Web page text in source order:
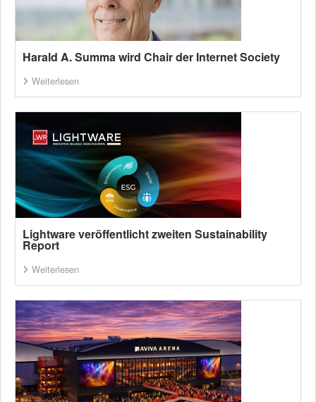
Harald A. Summa wird Chair der Internet Society
Weiterlesen
Lightware veröffentlicht zweiten Sustainability
Report
Weiterlesen